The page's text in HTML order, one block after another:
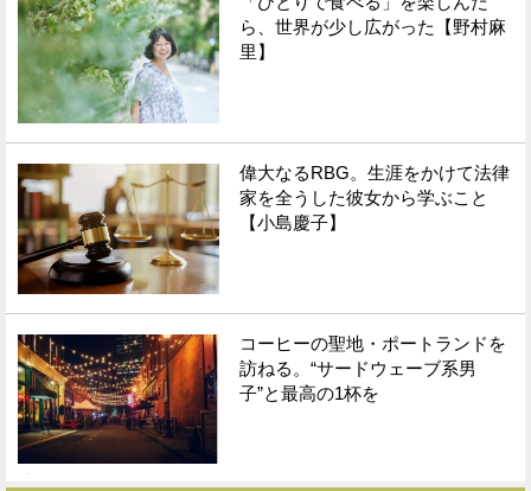
ら、世界が少し広がった【野村麻
里】
偉大なるRBG。生涯をかけて法律
家を全うした彼女から学ぶこと
【小島慶子】
コーヒーの聖地・ポートランドを
訪ねる。“サードウェーブ系男
子”と最高の1杯を